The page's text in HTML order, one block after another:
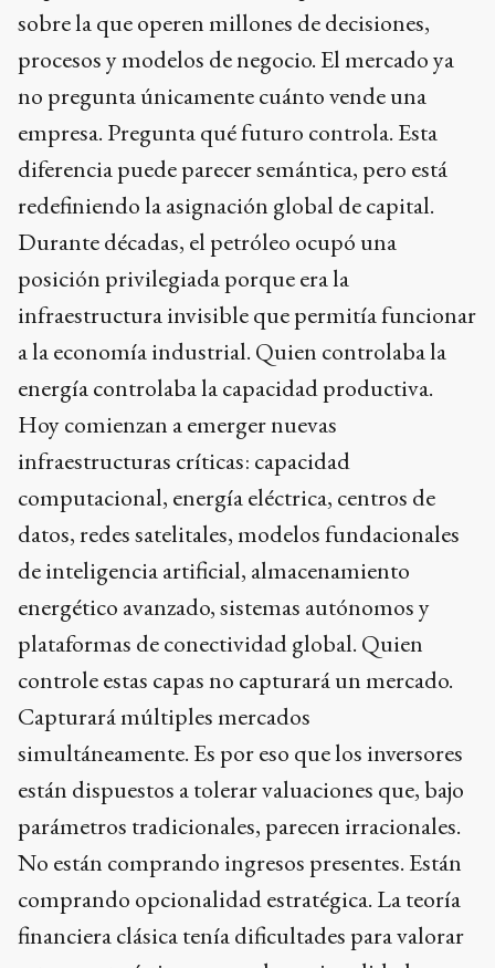
sobre la que operen millones de decisiones,
procesos y modelos de negocio. El mercado ya
no pregunta únicamente cuánto vende una
empresa. Pregunta qué futuro controla. Esta
diferencia puede parecer semántica, pero está
redefiniendo la asignación global de capital.
Durante décadas, el petróleo ocupó una
posición privilegiada porque era la
infraestructura invisible que permitía funcionar
a la economía industrial. Quien controlaba la
energía controlaba la capacidad productiva.
Hoy comienzan a emerger nuevas
infraestructuras críticas: capacidad
computacional, energía eléctrica, centros de
datos, redes satelitales, modelos fundacionales
de inteligencia artificial, almacenamiento
energético avanzado, sistemas autónomos y
plataformas de conectividad global. Quien
controle estas capas no capturará un mercado.
Capturará múltiples mercados
simultáneamente. Es por eso que los inversores
están dispuestos a tolerar valuaciones que, bajo
parámetros tradicionales, parecen irracionales.
No están comprando ingresos presentes. Están
comprando opcionalidad estratégica. La teoría
financiera clásica tenía dificultades para valorar